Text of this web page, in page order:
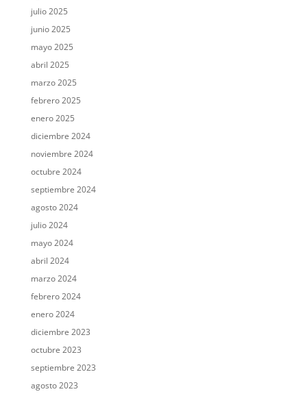
julio 2025
junio 2025
mayo 2025
abril 2025
marzo 2025
febrero 2025
enero 2025
diciembre 2024
noviembre 2024
octubre 2024
septiembre 2024
agosto 2024
julio 2024
mayo 2024
abril 2024
marzo 2024
febrero 2024
enero 2024
diciembre 2023
octubre 2023
septiembre 2023
agosto 2023